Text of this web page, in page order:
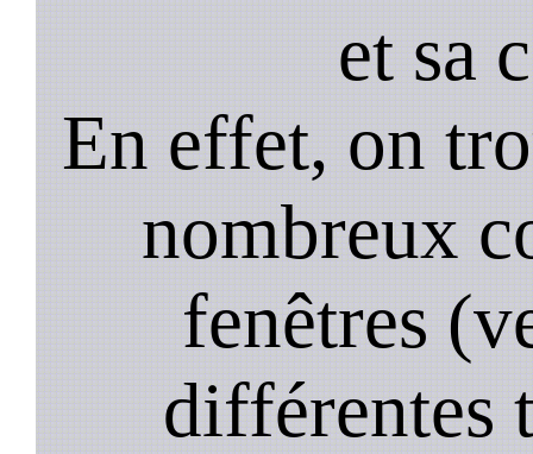
et sa
En effet, on
nombreux
fenêtres
différentes